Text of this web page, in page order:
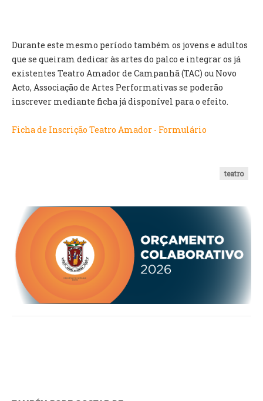
OFERTAS DE EMPREGO
CONTACTO E HORÁRIO GIP
CONTACTOS
Durante este mesmo período também os jovens e adultos
que se queiram dedicar às artes do palco e integrar os já
existentes Teatro Amador de Campanhã (TAC) ou Novo
Acto, Associação de Artes Performativas se poderão
inscrever mediante ficha já disponível para o efeito.
Ficha de Inscrição Teatro Amador - Formulário
teatro